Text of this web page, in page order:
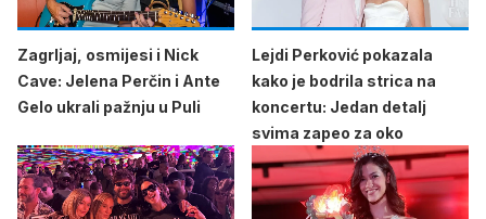
Zagrljaj, osmijesi i Nick
Cave: Jelena Perčin i Ante
Gelo ukrali pažnju u Puli
Lejdi Perković pokazala
kako je bodrila strica na
koncertu: Jedan detalj
svima zapeo za oko